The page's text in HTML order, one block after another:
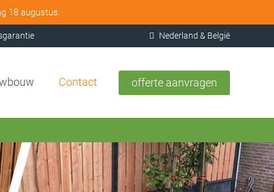
18 augustus.
Nederland & België
Contact offerte aanvragen